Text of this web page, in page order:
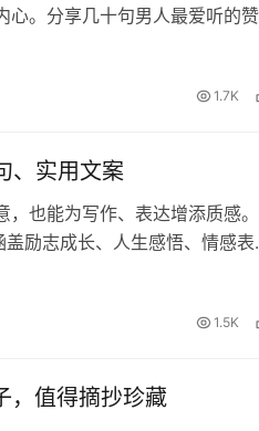
心。分享几十句男人最爱听的
1.7K
、实用文案
，也能为写作、表达增添质感
励志成长、人生感悟、情感表
1.5K
，值得摘抄珍藏